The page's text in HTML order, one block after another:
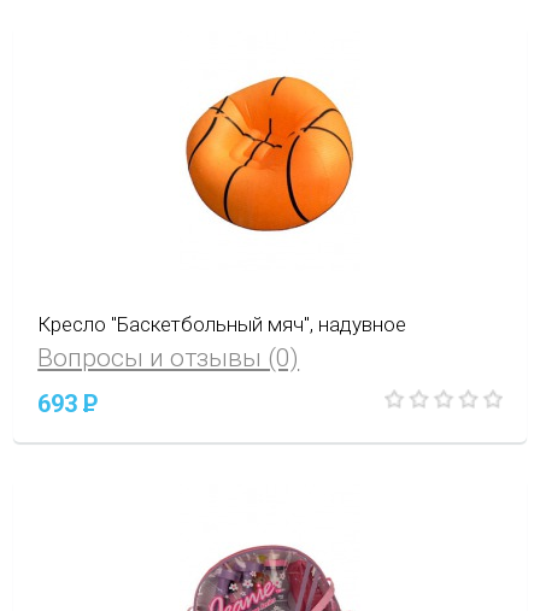
Кресло "Баскетбольный мяч", надувное
Вопросы и отзывы (0)
693P